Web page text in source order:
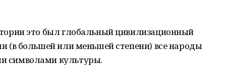
это был глобальный цивилизационный
(в большей или меньшей степени) все народы
символами культуры.